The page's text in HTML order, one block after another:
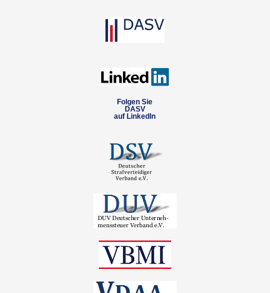
Folgen Sie
DASV
auf LinkedIn